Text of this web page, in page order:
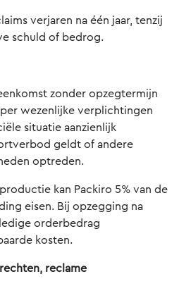
verjaren na één jaar, tenzij
schuld of bedrog.
zonder opzegtermijn
wezenlijke verplichtingen
situatie aanzienlijk
geldt of andere
optreden.
kan Packiro 5% van de
eisen. Bij opzegging na
orderbedrag
kosten.
reclame